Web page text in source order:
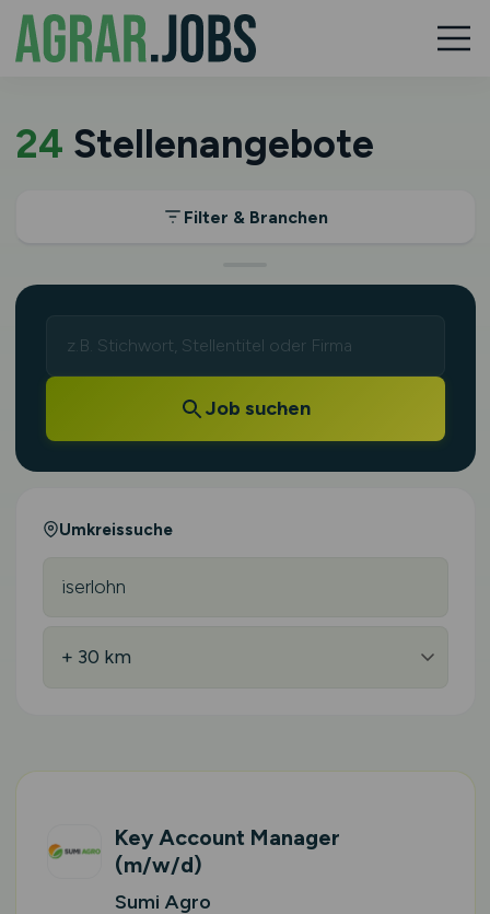
24 Stellenangebote
Filter & Branchen
Job suchen
Umkreissuche
Key Account Manager
(m/w/d)
Sumi Agro